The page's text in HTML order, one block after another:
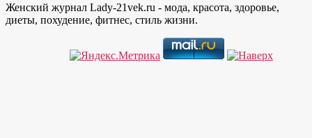
Женский журнал Lady-21vek.ru - мода, красота, здоровье,
диеты, похудение, фитнес, стиль жизни.